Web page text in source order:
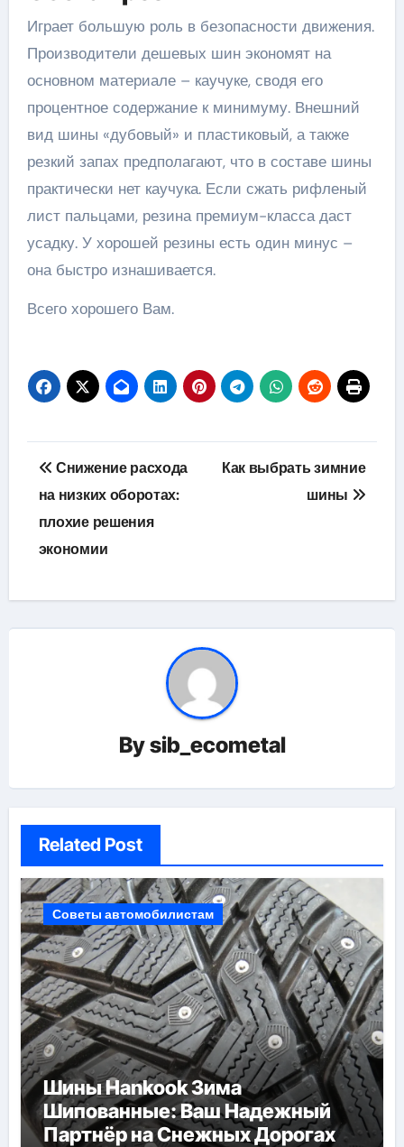
Играет большую роль в безопасности движения.
Производители дешевых шин экономят на
основном материале – каучуке, сводя его
процентное содержание к минимуму. Внешний
вид шины «дубовый» и пластиковый, а также
резкий запах предполагают, что в составе шины
практически нет каучука. Если сжать рифленый
лист пальцами, резина премиум-класса даст
усадку. У хорошей резины есть один минус –
она быстро изнашивается.
Всего хорошего Вам.
Навигация
по
записям
Снижение расхода
на низких оборотах:
плохие решения
экономии
Как выбрать зимние
шины
Bysib_ecometal
Related Post
Советы автомобилистам
Шины Hankook Зима
Шипованные: Ваш Надежный
Партнёр на Снежных Дорогах